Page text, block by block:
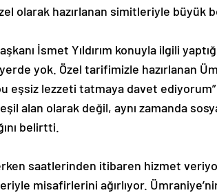
olarak hazırlanan simitleriyle büyük
İsmet Yıldırım konuyla ilgili
yok. Özel tarifimizle hazırlanan
eşsiz lezzeti tatmaya davet ediyorum”
alan olarak değil, aynı zamanda
belirtti.
saatlerinden itibaren hizmet
misafirlerini ağırlıyor.